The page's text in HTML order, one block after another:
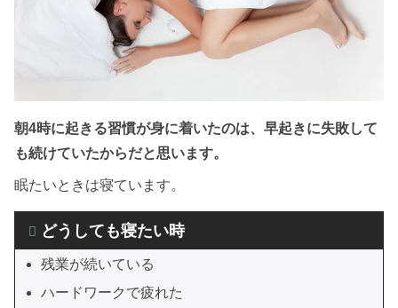
朝4時に起きる習慣が身に着いたのは、早起きに失敗して
も続けていたからだと思います。
眠たいときは寝ています。
どうしても寝たい時
残業が続いている
ハードワークで疲れた